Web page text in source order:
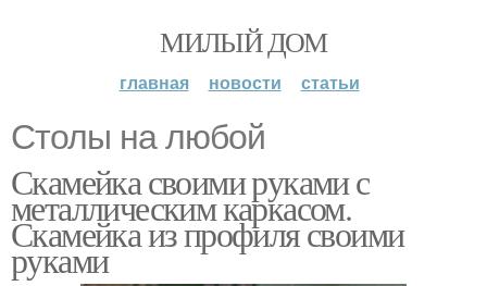
МИЛЫЙ ДОМ
главная новости статьи
Столы на любой
Скамейка своими руками с
металлическим каркасом.
Скамейка из профиля своими
руками